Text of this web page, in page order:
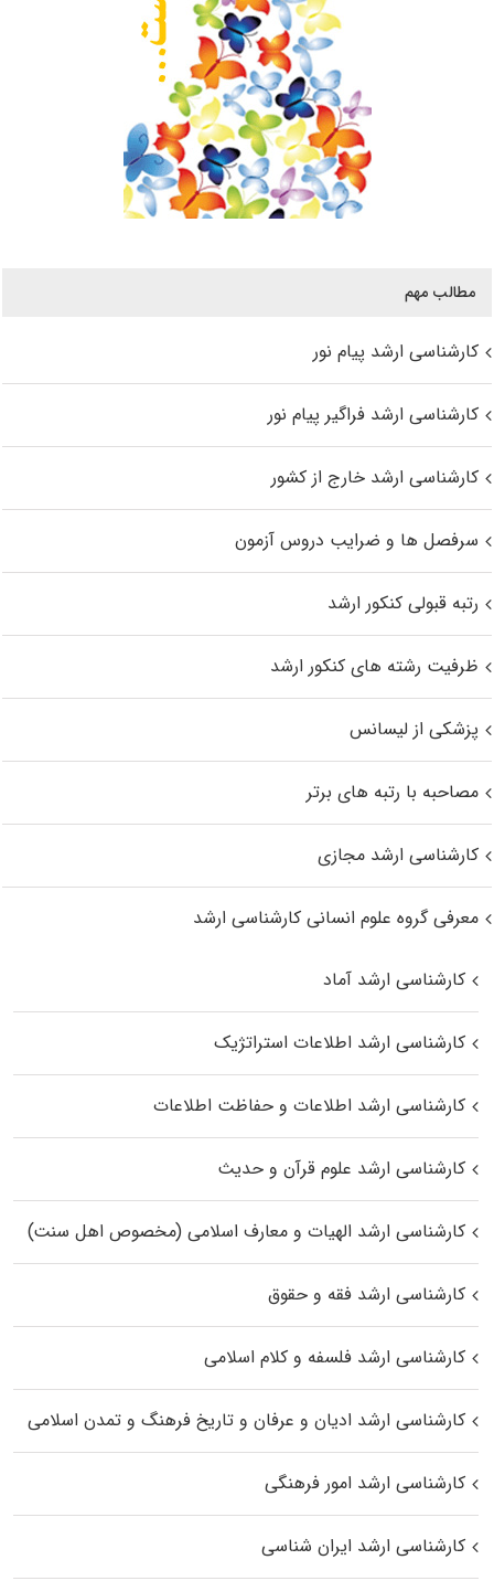
مطالب مهم
کارشناسی ارشد پیام نور
کارشناسی ارشد فراگیر پیام نور
کارشناسی ارشد خارج از کشور
سرفصل ها و ضرایب دروس آزمون
رتبه قبولی کنکور ارشد
ظرفیت رشته های کنکور ارشد
پزشکی از لیسانس
مصاحبه با رتبه های برتر
کارشناسی ارشد مجازی
معرفی گروه علوم انسانی کارشناسی ارشد
کارشناسی ارشد آماد
کارشناسی ارشد اطلاعات استراتژیک
کارشناسی ارشد اطلاعات و حفاظت اطلاعات
کارشناسی ارشد علوم قرآن و حدیث
کارشناسی ارشد الهیات و معارف اسلامی (مخصوص اهل سنت)
کارشناسی ارشد فقه و حقوق
کارشناسی ارشد فلسفه و کلام اسلامی
کارشناسی ارشد ادیان و عرفان و تاریخ فرهنگ و تمدن اسلامی
کارشناسی ارشد امور فرهنگی
کارشناسی ارشد ایران شناسی